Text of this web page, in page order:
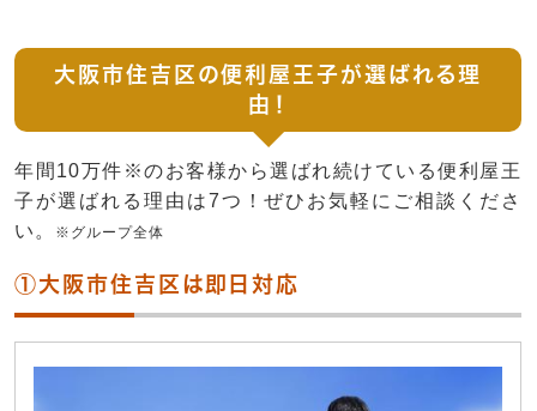
大阪市住吉区の便利屋王子が選ばれる理
由！
年間10万件※のお客様から選ばれ続けている便利屋王
子が選ばれる理由は7つ！ぜひお気軽にご相談くださ
い。
※グループ全体
①大阪市住吉区は即日対応